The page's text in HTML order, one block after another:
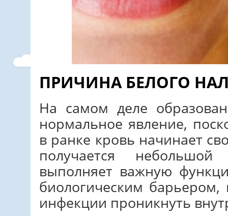
ПРИЧИНА БЕЛОГО
На самом деле
нормальное явление,
в ранке кровь начинает
получается
выполняет важную
биологическим
инфекции проникнуть